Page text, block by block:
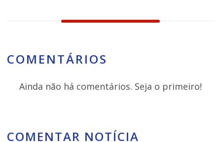
COMENTÁRIOS
Ainda não há comentários. Seja o primeiro!
COMENTAR NOTÍCIA